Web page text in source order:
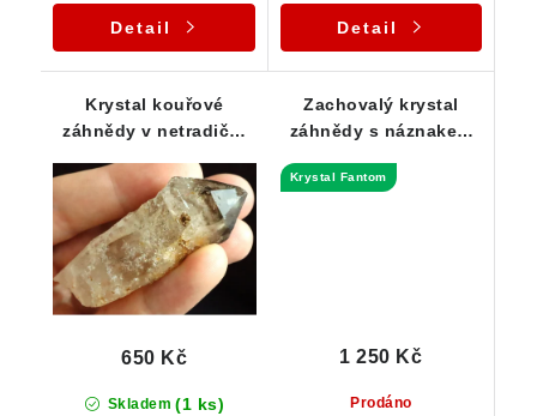
Detail Detail
Krystal kouřové
záhnědy v netradiční
Skladem (1 ks)
650 Kč
Zachovalý krystal
záhnědy s náznakem
Hatě
Krystal Fantom
Prodáno
1 250 Kč